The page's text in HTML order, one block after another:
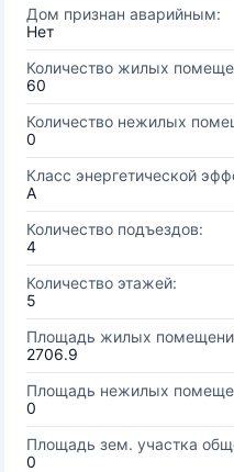
Дом признан аварийным:
Нет
Количество жилых
60
Количество нежилых
0
Класс энергетической
A
Количество подъездов:
4
Количество этажей:
5
Площадь жилых
2706.9
Площадь нежилых
0
Площадь зем. участка
0